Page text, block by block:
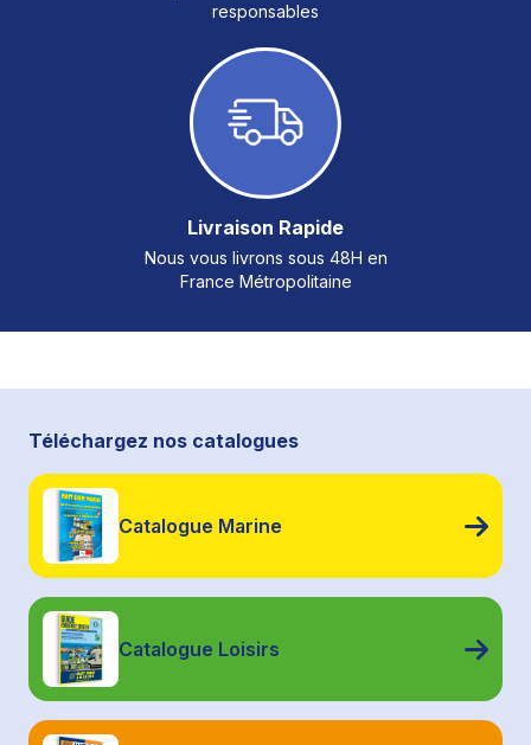
responsables
Livraison Rapide
Nous vous livrons sous 48H en
France Métropolitaine
Téléchargez nos catalogues
Catalogue Marine
Catalogue Loisirs